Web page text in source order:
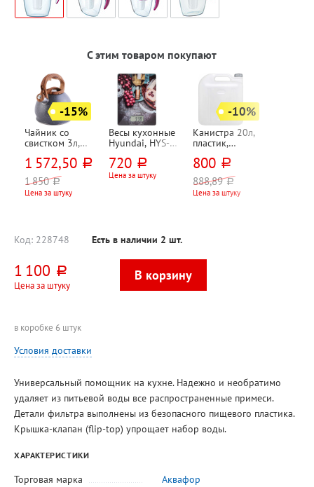
С этим товаром покупают
-15%
Чайник со
свистком 3л,
сталь,
Mayer&Boch,
серый, под
мрамор, для
1 572,50 руб.
1 850 руб.
Цена за штуку
Весы кухонные
Hyundai, HYS-
макс. вес 5кг,
батарейки в
720 руб.
Цена за штуку
-10%
Канистра 20л,
пластик,
"Просперо",
белая
800 руб.
888,89 руб.
Цена за штуку
Код: 228748 Есть в наличии 2 шт.
1 100 руб.
Цена за штуку
в коробке 6 штук
Условия доставки
Универсальный помощник на кухне. Надежно и необратимо
удаляет из питьевой воды все распространенные примеси.
Детали фильтра выполнены из безопасного пищевого пластика.
Крышка-клапан (flip-top) упрощает набор воды.
ХАРАКТЕРИСТИКИ
Торговая марка
Аквафор